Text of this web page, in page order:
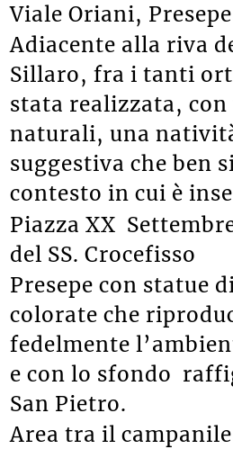
Viale Oriani,
Adiacente alla riva
Sillaro, fra i tanti
stata realizzata,
naturali, una
suggestiva che ben
contesto in cui è
Piazza XX
del SS. Crocefisso
Presepe con statue
colorate che
fedelmente
e con lo sfondo
San Pietro.
Area tra il campanile